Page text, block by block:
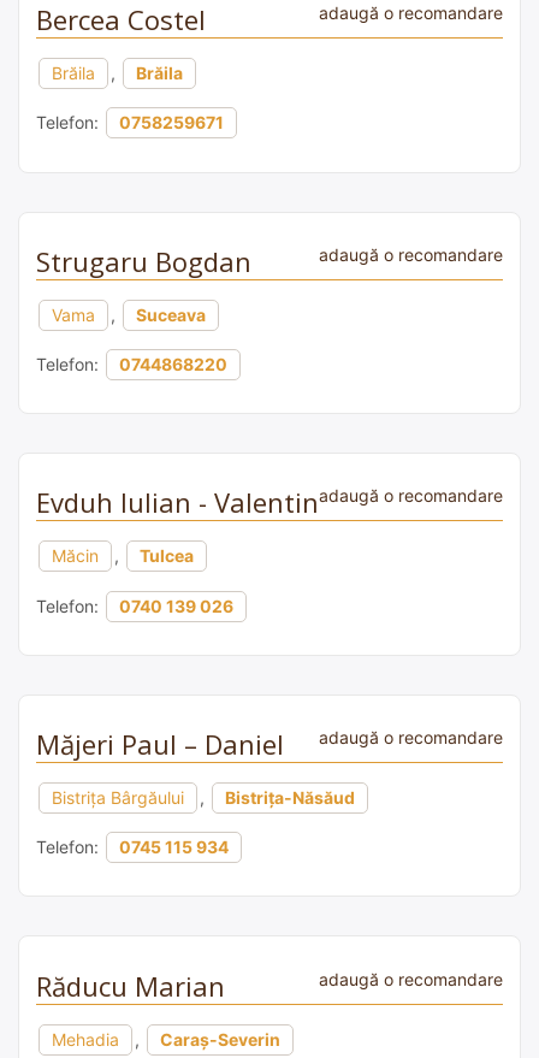
Bercea Costel adaugă o recomandare
Brăila , Brăila
Telefon: 0758259671
Strugaru Bogdan adaugă o recomandare
Vama , Suceava
Telefon: 0744868220
Evduh Iulian - Valentinadaugă o recomandare
Măcin , Tulcea
Telefon: 0740 139 026
Măjeri Paul – Daniel adaugă o recomandare
Bistriţa Bârgăului , Bistrița-Năsăud
Telefon: 0745 115 934
Răducu Marian adaugă o recomandare
Mehadia , Caraș-Severin